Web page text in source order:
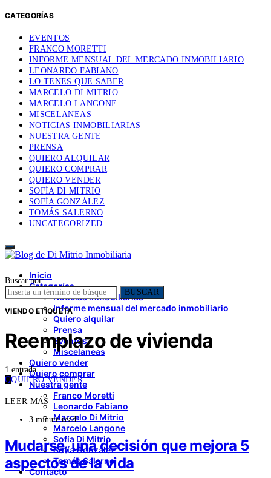
CATEGORÍAS
EVENTOS
FRANCO MORETTI
INFORME MENSUAL DEL MERCADO INMOBILIARIO
LEONARDO FABIANO
LO TENES QUE SABER
MARCELO DI MITRIO
MARCELO LANGONE
MISCELANEAS
NOTICIAS INMOBILIARIAS
NUESTRA GENTE
PRENSA
QUIERO ALQUILAR
QUIERO COMPRAR
QUIERO VENDER
SOFÍA DI MITRIO
SOFÍA GONZÁLEZ
TOMÁS SALERNO
UNCATEGORIZED
Inicio
Categorías
Noticias inmobiliarias
Informe mensual del mercado inmobiliario
Quiero alquilar
Prensa
Eventos
Miscelaneas
Quiero vender
Quiero comprar
Nuestra gente
Franco Moretti
Leonardo Fabiano
Marcelo Di Mitrio
Marcelo Langone
Sofía Di Mitrio
Sofía González
Tomás Salerno
Contacto
Buscar por:
BUSCAR
VIENDO ETIQUETA
Reemplazo de vivienda
1 entrada
QQUIERO VENDER
LEER MÁS
3 minute read
Mudarse, una decisión que mejora 5
aspectos de la vida